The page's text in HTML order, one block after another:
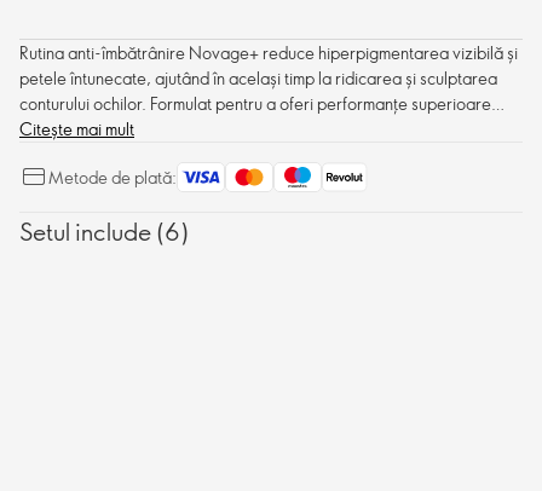
Rutina anti-îmbătrânire Novage+ reduce hiperpigmentarea vizibilă și
petele întunecate, ajutând în același timp la ridicarea și sculptarea
conturului ochilor. Formulat pentru a oferi performanțe superioare
pielii, pentru o piele mai luminoasă și cu aspect tânăr.
Citește mai mult
Metode de plată:
Setul include (6)